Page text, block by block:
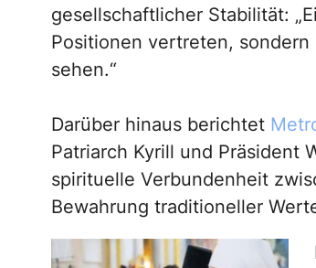
gesellschaftlicher Stabilität:
Positionen vertreten, sondern
sehen.“
Darüber hinaus berichtet
Patriarch Kyrill und Präsident
spirituelle Verbundenheit
Bewahrung traditioneller